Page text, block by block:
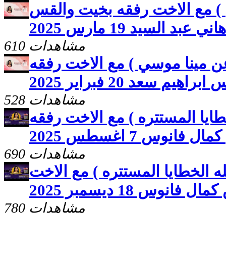
) مع الاخت رفقه بخيت والقس
هاني عبد السيد 19 مارس 2025
610 مشاهدات
مينا موسي ) مع الاخت رفقه
سعد 20 فبراير 2025
528 مشاهدات
المستتره ) مع الاخت رفقه
7 اغسطس 2025
690 مشاهدات
الخطايا المستتره ) مع الاخت
18 ديسمبر 2025
780 مشاهدات